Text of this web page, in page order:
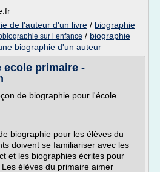
de l'auteur d'un livre / biographie
sur l enfance / biographie
biographie d'un auteur
primaire -
de biographie pour l'école
biographie pour les élèves du
doivent se familiariser avec les
et les biographies écrites pour
élèves du primaire aimer